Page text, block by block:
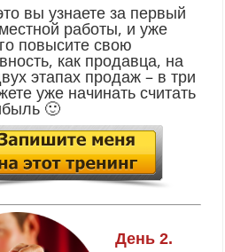
вы узнаете за первый
работы, и уже
повысите свою
как продавца, на
этапах продаж – в три
уже начинать считать
🙂
День 2.